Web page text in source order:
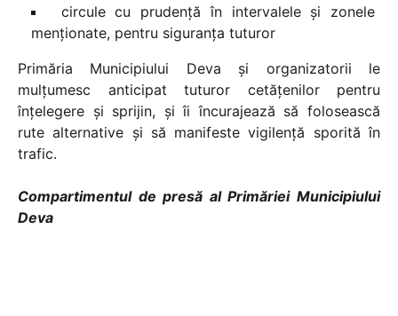
circule cu prudență în intervalele și zonele
menționate, pentru siguranța tuturor
Primăria Municipiului Deva și organizatorii le
mulțumesc anticipat tuturor cetățenilor pentru
înțelegere și sprijin, și îi încurajează să folosească
rute alternative și să manifeste vigilență sporită în
trafic.
Compartimentul de presă al Primăriei Municipiului
Deva